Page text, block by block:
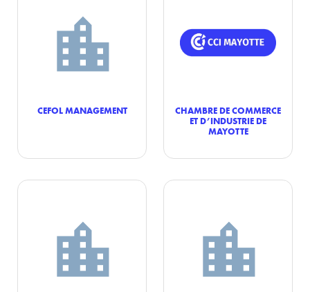
CEFOL MANAGEMENT
CHAMBRE DE COMMERCE
ET D’INDUSTRIE DE
MAYOTTE